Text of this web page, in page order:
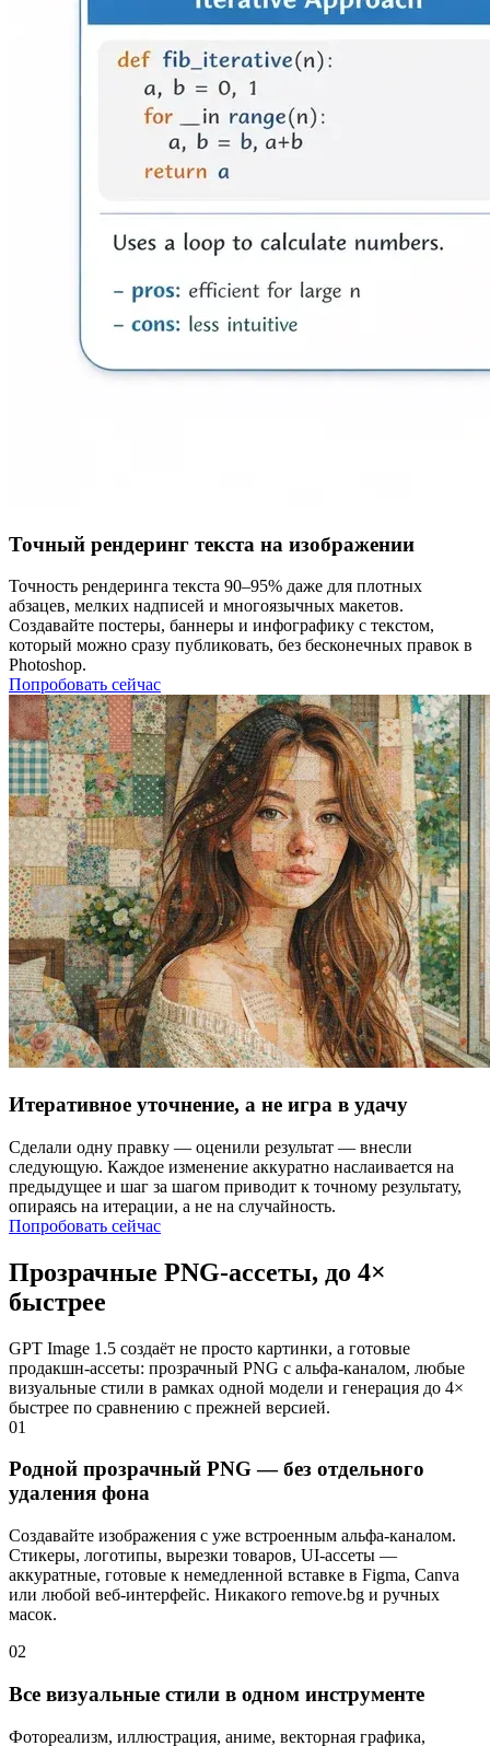
Точный рендеринг текста на изображении
Точность рендеринга текста 90–95% даже для плотных
абзацев, мелких надписей и многоязычных макетов.
Создавайте постеры, баннеры и инфографику с текстом,
который можно сразу публиковать, без бесконечных правок в
Photoshop.
Попробовать сейчас
Итеративное уточнение, а не игра в удачу
Сделали одну правку — оценили результат — внесли
следующую. Каждое изменение аккуратно наслаивается на
предыдущее и шаг за шагом приводит к точному результату,
опираясь на итерации, а не на случайность.
Попробовать сейчас
Прозрачные PNG‑ассеты, до 4×
быстрее
GPT Image 1.5 создаёт не просто картинки, а готовые
продакшн‑ассеты: прозрачный PNG с альфа‑каналом, любые
визуальные стили в рамках одной модели и генерация до 4×
быстрее по сравнению с прежней версией.
01
Родной прозрачный PNG — без отдельного
удаления фона
Создавайте изображения с уже встроенным альфа‑каналом.
Стикеры, логотипы, вырезки товаров, UI‑ассеты —
аккуратные, готовые к немедленной вставке в Figma, Canva
или любой веб‑интерфейс. Никакого remove.bg и ручных
масок.
02
Все визуальные стили в одном инструменте
Фотореализм, иллюстрация, аниме, векторная графика,